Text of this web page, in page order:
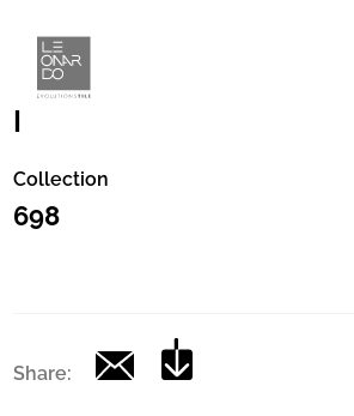
Code
|
Collection
698
Share: